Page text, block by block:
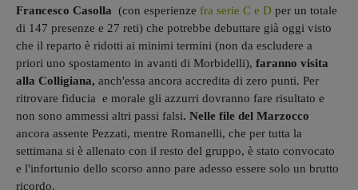
Francesco Casolla (con esperienze fra serie C e D per un totale
di 147 presenze e 27 reti) che potrebbe debuttare già oggi visto
che il reparto è ridotti ai minimi termini (non da escludere a
priori uno spostamento in avanti di Morbidelli), faranno visita
alla Colligiana, anch'essa ancora accredita di zero punti. Per
ritrovare fiducia e morale gli azzurri dovranno fare risultato e
non sono ammessi altri passi falsi. Nelle file del Marzocco
ancora assente Pezzati, mentre Romanelli, che per tutta la
settimana si è allenato con il resto del gruppo, è stato convocato
e l'infortunio dello scorso anno pare adesso essere solo un brutto
ricordo.